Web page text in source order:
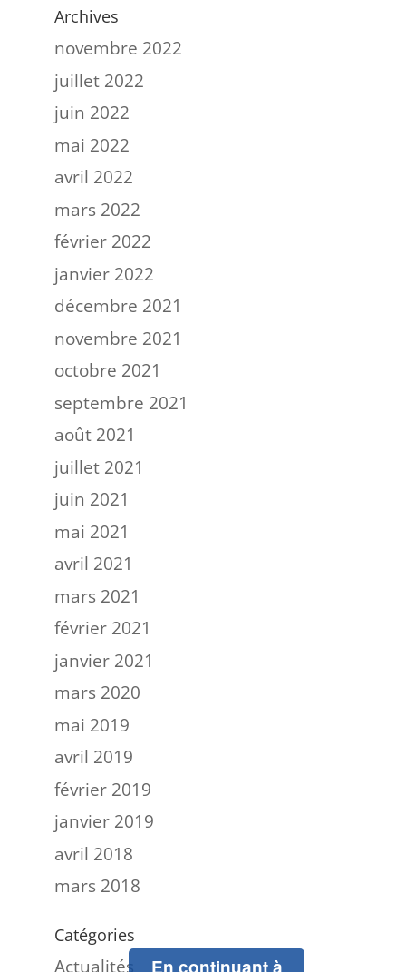
Archives
novembre 2022
juillet 2022
juin 2022
mai 2022
avril 2022
mars 2022
février 2022
janvier 2022
décembre 2021
novembre 2021
octobre 2021
septembre 2021
août 2021
juillet 2021
juin 2021
mai 2021
avril 2021
mars 2021
février 2021
janvier 2021
mars 2020
mai 2019
avril 2019
février 2019
janvier 2019
avril 2018
mars 2018
Catégories
Actualités En continuant à